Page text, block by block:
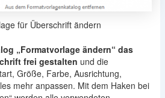
für Überschrift ändern
„Formatvorlage ändern“ das
frei gestalten und die
Größe, Farbe, Ausrichtung,
mehr anpassen. Mit dem Haken bei